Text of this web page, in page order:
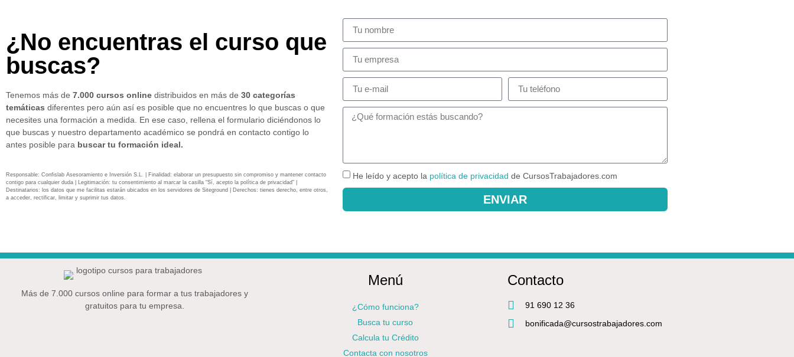
¿No encuentras el curso que
buscas?
Tenemos más de 7.000 cursos online distribuidos en más de 30 categorías
temáticas diferentes pero aún así es posible que no encuentres lo que buscas o que
necesites una formación a medida. En ese caso, rellena el formulario diciéndonos lo
que buscas y nuestro departamento académico se pondrá en contacto contigo lo
antes posible para buscar tu formación ideal.
Responsable: Confislab Asesoramiento e Inversión S.L. | Finalidad: elaborar un presupuesto sin compromiso y mantener contacto
contigo para cualquier duda | Legitimación: tu consentimiento al marcar la casilla “Sí, acepto la política de privacidad” |
Destinatarios: los datos que me facilitas estarán ubicados en los servidores de Siteground | Derechos: tienes derecho, entre otros,
a acceder, rectificar, limitar y suprimir tus datos.
He leído y acepto la política de privacidad de CursosTrabajadores.com
ENVIAR
Más de 7.000 cursos online para formar a tus trabajadores y
gratuitos para tu empresa.
Menú
¿Cómo funciona?
Busca tu curso
Calcula tu Crédito
Contacta con nosotros
Contacto
91 690 12 36
bonificada@cursostrabajadores.com